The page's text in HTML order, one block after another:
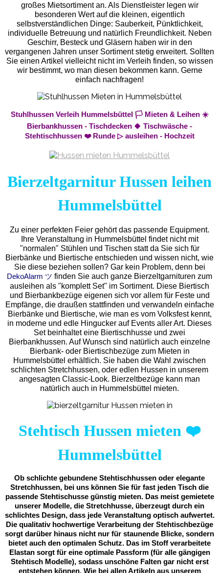
großes Mietsortiment an. Als Dienstleister legen wir
besonderen Wert auf die kleinen, eigentlich
selbstverständlichen Dinge: Sauberkeit, Pünktlichkeit,
individuelle Betreuung und natürlich Freundlichkeit. Neben
Geschirr, Besteck und Gläsern haben wir in den
vergangenen Jahren unser Sortiment stetig erweitert. Sollten
Sie einen Artikel vielleicht nicht im Verleih finden, so wissen
wir bestimmt, wo man diesen bekommen kann. Gerne
einfach nachfragen!
Stuhlhussen Verleih Hummelsbüttel 🏳️ Mieten & Leihen ☀️
Bierbankhussen - Tischdecken 🍀 Tischwäsche -
Stehtischhussen ❤️ Runde ▷ ausleihen - Hochzeit
Bierzeltgarnitur Hussen leihen
Hummelsbüttel
Zu einer perfekten Feier gehört das passende Equipment.
Ihre Veranstaltung in Hummelsbüttel findet nicht mit
"normalen" Stühlen und Tischen statt da Sie sich für
Bierbänke und Biertische entschieden und wissen nicht, wie
Sie diese beziehen sollen? Gar kein Problem, denn bei
DekoAlarm ツ finden Sie auch ganze Bierzeltgarnituren zum
ausleihen als "komplett Set" im Sortiment. Diese Biertisch
und Bierbankbezüge eigenen sich vor allem für Feste und
Empfänge, die draußen stattfinden und verwandeln einfache
Bierbänke und Biertische, wie man es vom Volksfest kennt,
in moderne und edle Hingucker auf Events aller Art. Dieses
Set beinhaltet eine Biertischhusse und zwei
Bierbankhussen. Auf Wunsch sind natürlich auch einzelne
Bierbank- oder Biertischbezüge zum Mieten in
Hummelsbüttel erhältlich. Sie haben die Wahl zwischen
schlichten Stretchhussen, oder edlen Hussen in unserem
angesagten Classic-Look. Bierzeltbezüge kann man
natürlich auch in Hummelsbüttel mieten.
Stehtisch Hussen mieten ❤️
Hummelsbüttel
Ob schlichte gebundene Stehtischhussen oder elegante
Stretchhussen, bei uns können Sie für fast jeden Tisch die
passende Stehtischusse günstig mieten. Das meist gemietete
unserer Modelle, die Stretchhusse, überzeugt durch ein
schlichtes Design, dass jede Veranstaltung optisch aufwertet.
Die qualitativ hochwertige Verarbeitung der Stehtischbezüge
sorgt darüber hinaus nicht nur für staunende Blicke, sondern
bietet auch den optimalen Schutz. Das im Stoff verarbeitete
Elastan sorgt für eine optimale Passform (für alle gängigen
Stehtisch Modelle), sodass unschöne Falten gar nicht erst
entstehen können. Wie bei allen Artikeln aus unserem